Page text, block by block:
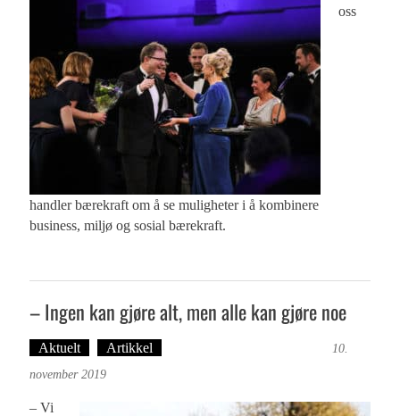
oss
handler bærekraft om å se muligheter i å kombinere
business, miljø og sosial bærekraft.
– Ingen kan gjøre alt, men alle kan gjøre noe
Aktuelt Artikkel
10.
november 2019
– Vi